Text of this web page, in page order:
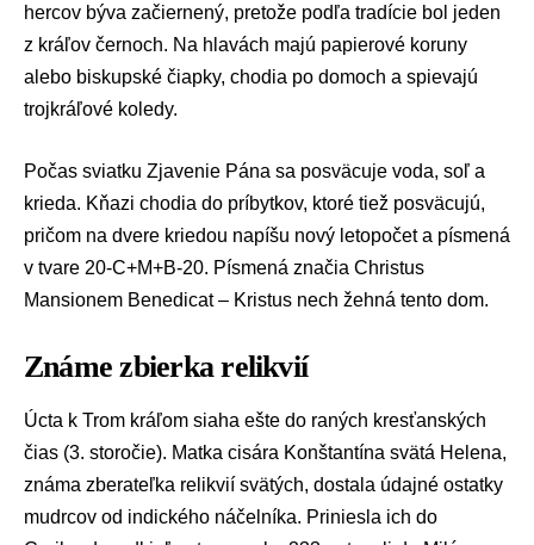
hercov býva začiernený, pretože podľa tradície bol jeden
z kráľov černoch. Na hlavách majú papierové koruny
alebo biskupské čiapky, chodia po domoch a spievajú
trojkráľové koledy.
Počas sviatku Zjavenie Pána sa posväcuje voda, soľ a
krieda. Kňazi chodia do príbytkov, ktoré tiež posväcujú,
pričom na dvere kriedou napíšu nový letopočet a písmená
v tvare 20-C+M+B-20. Písmená značia Christus
Mansionem Benedicat – Kristus nech žehná tento dom.
Známe zbierka relikvií
Úcta k Trom kráľom siaha ešte do raných kresťanských
čias (3. storočie). Matka cisára Konštantína svätá Helena,
známa zberateľka relikvií svätých, dostala údajné ostatky
mudrcov od indického náčelníka. Priniesla ich do